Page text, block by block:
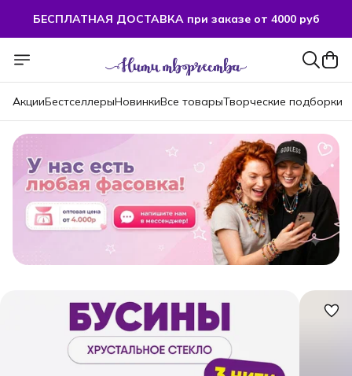
БЕСПЛАТНАЯ ДОСТАВКА при заказе от 4000 руб
БЕСПЛАТНАЯ ДОСТАВКА при заказе от 4000 руб
АкцииБестселлерыНовинкиВсе товарыТворческие подборки